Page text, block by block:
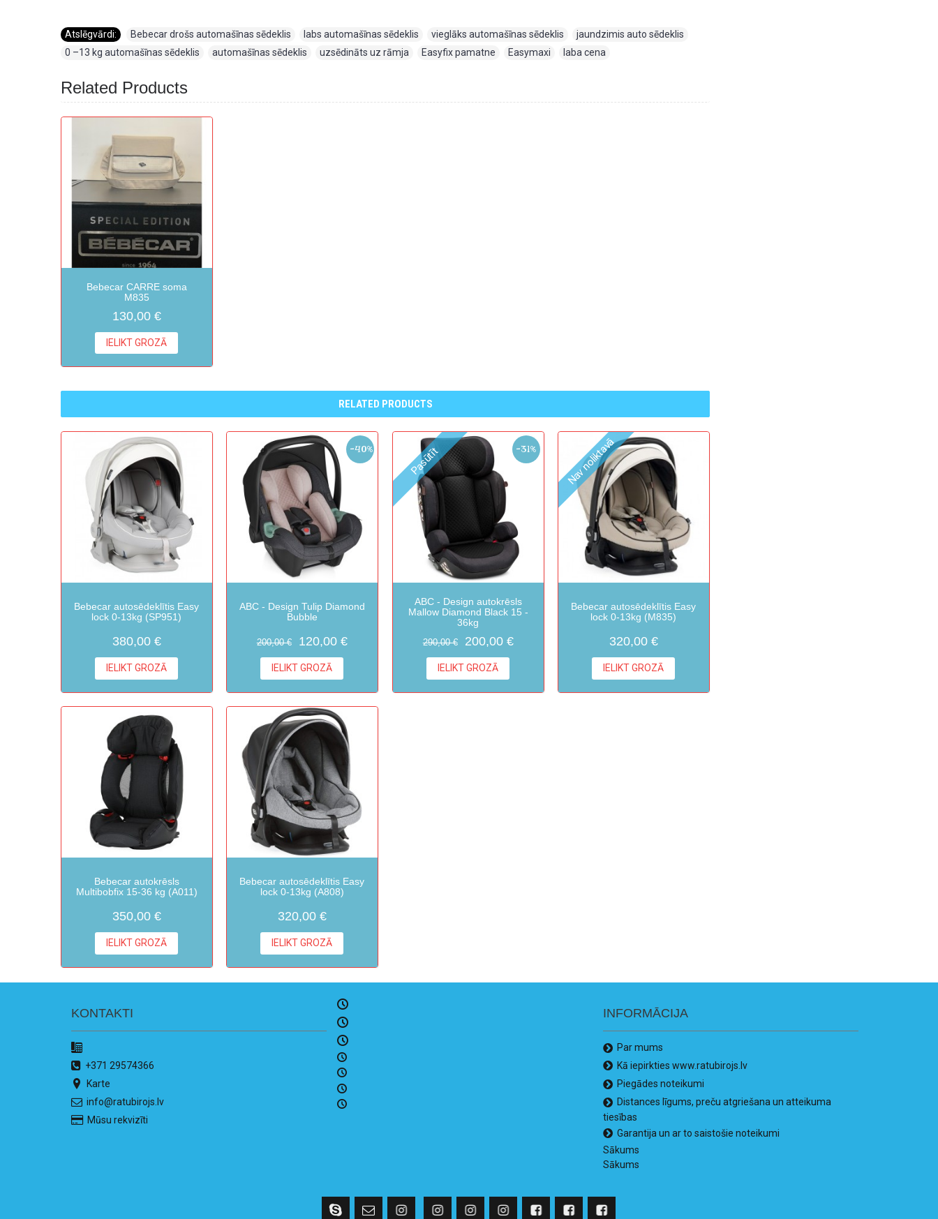
Atslēgvārdi: Bebecar drošs automašīnas sēdeklis labs automašīnas sēdeklis vieglāks automašīnas sēdeklis jaundzimis auto sēdeklis
0 –13 kg automašīnas sēdeklis
automašīnas sēdeklis uzsēdināts uz rāmja Easyfix pamatne Easymaxi laba cena
Related Products
Bebecar CARRE soma
M835
130,00 €
IELIKT GROZĀ
RELATED PRODUCTS
Bebecar autosēdeklītis Easy
lock 0-13kg (SP951)
380,00 €
IELIKT GROZĀ
-40%
ABC - Design Tulip Diamond
Bubble
200,00 € 120,00 €
IELIKT GROZĀ
-31%
Pasūtīt
ABC - Design autokrēsls
Mallow Diamond Black 15 -
36kg
290,00 € 200,00 €
IELIKT GROZĀ
Nav noliktavā
Bebecar autosēdeklītis Easy
lock 0-13kg (M835)
320,00 €
IELIKT GROZĀ
Bebecar autokrēsls
Multibobfix 15-36 kg (A011)
350,00 €
IELIKT GROZĀ
Bebecar autosēdeklītis Easy
lock 0-13kg (A808)
320,00 €
IELIKT GROZĀ
KONTAKTI
+371 29574366
Karte
info@ratubirojs.lv
Mūsu rekvizīti
INFORMĀCIJA
Par mums
Kā iepirkties www.ratubirojs.lv
Piegādes noteikumi
Distances līgums, preču atgriešana un atteikuma
tiesības
Garantija un ar to saistošie noteikumi
Sākums
Sākums